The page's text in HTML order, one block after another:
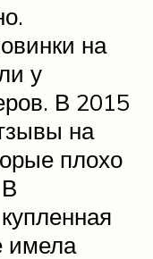
на
у
В 2015
на
плохо
имела